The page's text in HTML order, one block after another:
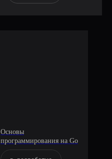
Основы
программирования на Go